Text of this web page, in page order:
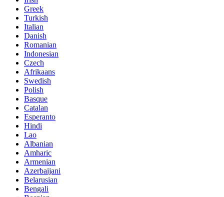
Greek
Turkish
Italian
Danish
Romanian
Indonesian
Czech
Afrikaans
Swedish
Polish
Basque
Catalan
Esperanto
Hindi
Lao
Albanian
Amharic
Armenian
Azerbaijani
Belarusian
Bengali